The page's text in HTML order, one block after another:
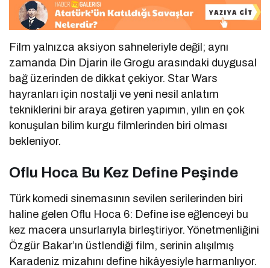
Film yalnızca aksiyon sahneleriyle değil; aynı
zamanda Din Djarin ile Grogu arasındaki duygusal
bağ üzerinden de dikkat çekiyor. Star Wars
hayranları için nostalji ve yeni nesil anlatım
tekniklerini bir araya getiren yapımın, yılın en çok
konuşulan bilim kurgu filmlerinden biri olması
bekleniyor.
Oflu Hoca Bu Kez Define Peşinde
Türk komedi sinemasının sevilen serilerinden biri
haline gelen Oflu Hoca 6: Define ise eğlenceyi bu
kez macera unsurlarıyla birleştiriyor. Yönetmenliğini
Özgür Bakar’ın üstlendiği film, serinin alışılmış
Karadeniz mizahını define hikâyesiyle harmanlıyor.